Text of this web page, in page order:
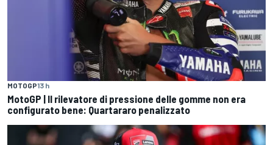
MOTOGP13 h
MotoGP | Il rilevatore di pressione delle gomme non era
configurato bene: Quartararo penalizzato